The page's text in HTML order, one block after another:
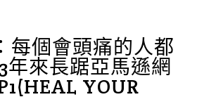
每個會頭痛的人都
年來長踞亞馬遜網
YOUR